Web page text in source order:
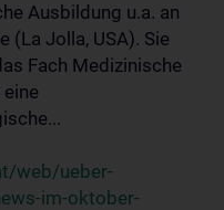
Ausbildung u.a. an
(La Jolla, USA). Sie
Fach Medizinische
web/ueber-
im-oktober-